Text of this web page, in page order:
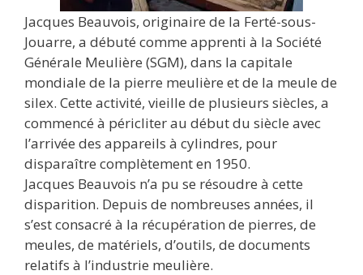
Jacques Beauvois, originaire de la Ferté-sous-
Jouarre, a débuté comme apprenti à la Société
Générale Meulière (SGM), dans la capitale
mondiale de la pierre meulière et de la meule de
silex. Cette activité, vieille de plusieurs siècles, a
commencé à péricliter au début du siècle avec
l’arrivée des appareils à cylindres, pour
disparaître complètement en 1950.
Jacques Beauvois n’a pu se résoudre à cette
disparition. Depuis de nombreuses années, il
s’est consacré à la récupération de pierres, de
meules, de matériels, d’outils, de documents
relatifs à l’industrie meulière.